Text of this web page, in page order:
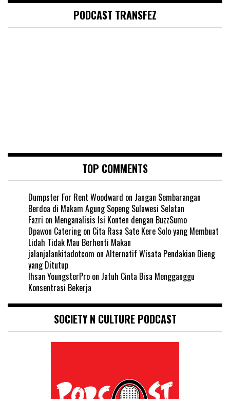
PODCAST TRANSFEZ
TOP COMMENTS
Dumpster For Rent Woodward on Jangan Sembarangan
Berdoa di Makam Agung Sopeng Sulawesi Selatan
Fazri on Menganalisis Isi Konten dengan BuzzSumo
Dpawon Cateringon Cita Rasa Sate Kere Solo yang Membuat
Lidah Tidak Mau Berhenti Makan
jalanjalankitadotcom on Alternatif Wisata Pendakian Dieng
yang Ditutup
Ihsan YoungsterPro on Jatuh Cinta Bisa Mengganggu
Konsentrasi Bekerja
SOCIETY N CULTURE PODCAST